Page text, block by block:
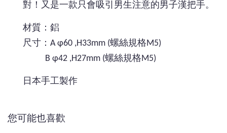
對！又是一款只會吸引男生注意的男子漢把手。
材質：鋁
尺寸：A φ60 ,H33mm (螺絲規格M5)
B φ42 ,H27mm (螺絲規格M5)
日本手工製作
您可能也喜歡